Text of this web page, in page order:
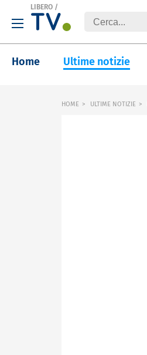
LIBERO /
Home Ultime notizie
HOME ULTIME NOTIZIE